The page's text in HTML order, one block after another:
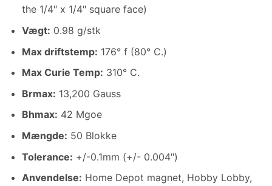
the 1/4″ x 1/4″ square face)
Vægt: 0.98 g/stk
Max driftstemp: 176° f (80° C.)
Max Curie Temp: 310° C.
Brmax: 13,200 Gauss
Bhmax: 42 Mgoe
Mængde: 50 Blokke
Tolerance: +/-0.1mm (+/- 0.004″)
Anvendelse: Home Depot magnet, Hobby Lobby,